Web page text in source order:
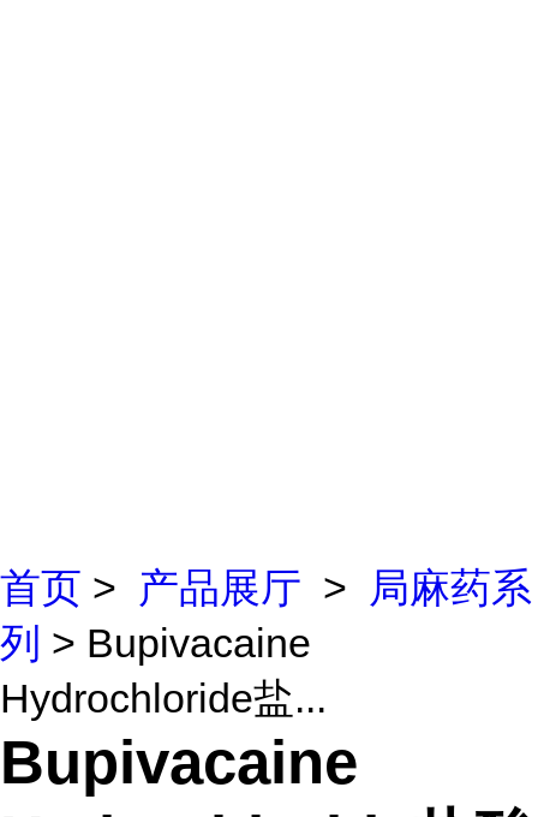
首页 > 产品展厅 >
局麻药系
列 > Bupivacaine
Hydrochloride盐...
Bupivacaine